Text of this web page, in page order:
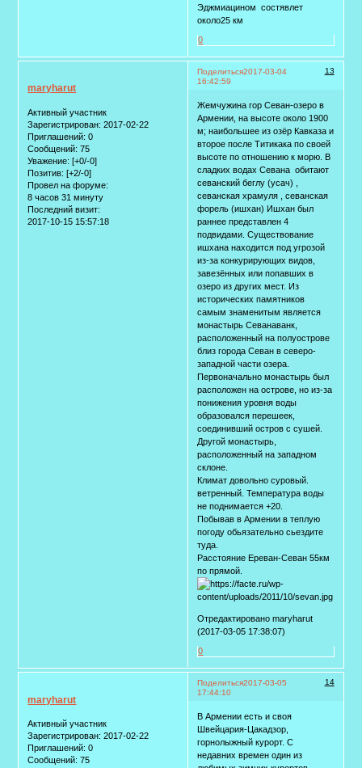
Эджмиацином состявлет
около25 км
0
Поделиться 13
2017-03-04
16:42:59
maryharut
Активный участник
Зарегистрирован: 2017-02-22
Приглашений: 0
Сообщений: 75
Уважение: [+0/-0]
Позитив: [+2/-0]
Провел на форуме:
8 часов 31 минуту
Последний визит:
2017-10-15 15:57:18
Жемчужина гор Севан-озеро в
Армении, на высоте около 1900
м; наибольшее из озёр Кавказа и
второе после Титикака по своей
высоте по отношению к морю. В
сладких водах Севана обитают
севанский беглу (усач) ,
севанская храмуля , севанская
форель (ишхан) Ишхан был
раннее представлен 4
подвидами. Существование
ишхана находится под угрозой
из-за конкурирующих видов,
завезённых или попавших в
озеро из других мест. Из
исторических памятников
самым знаменитым является
монастырь Севанаванк,
расположенный на полуострове
близ города Севан в северо-
западной части озера.
Первоначально монастырь был
расположен на острове, но из-за
понижения уровня воды
образовался перешеек,
соединивший остров с сушей.
Другой монастырь,
расположенный на западном
склоне.
Климат довольно суровый.
ветренный. Температура воды
не поднимается +20.
Побывав в Армении в теплую
погоду обьязательно сьездите
туда.
Расстояние Ереван-Севан 55км
по прямой.
Отредактировано maryharut
(2017-03-05 17:38:07)
0
Поделиться 14
2017-03-05
17:44:10
maryharut
Активный участник
Зарегистрирован: 2017-02-22
Приглашений: 0
Сообщений: 75
В Армении есть и своя
Швейцария-Цакадзор,
горнолыжный курорт. С
недавних времен один из